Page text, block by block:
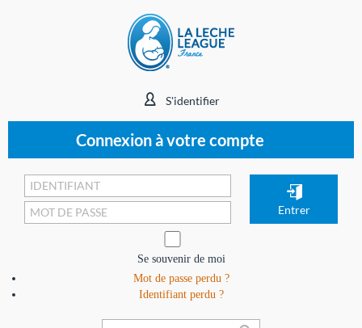
S'identifier
Connexion à votre compte
Se souvenir de moi
Mot de passe perdu ?
Identifiant perdu ?